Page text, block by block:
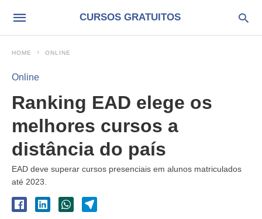
CURSOS GRATUITOS
HOME ONLINE
Online
Ranking EAD elege os
melhores cursos a
distância do país
EAD deve superar cursos presenciais em alunos matriculados
até 2023.